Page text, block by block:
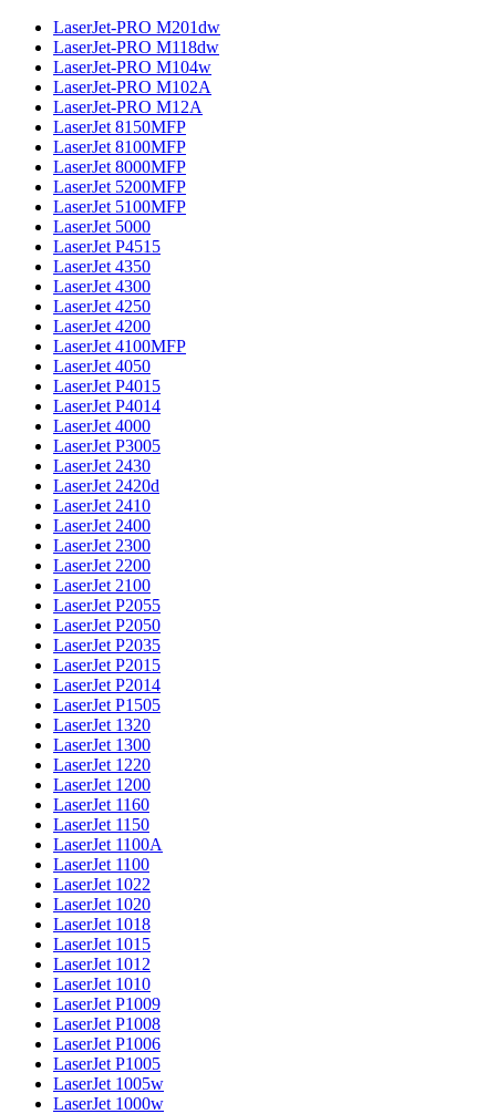
LaserJet-PRO M201dw
LaserJet-PRO M118dw
LaserJet-PRO M104w
LaserJet-PRO M102A
LaserJet-PRO M12A
LaserJet 8150MFP
LaserJet 8100MFP
LaserJet 8000MFP
LaserJet 5200MFP
LaserJet 5100MFP
LaserJet 5000
LaserJet P4515
LaserJet 4350
LaserJet 4300
LaserJet 4250
LaserJet 4200
LaserJet 4100MFP
LaserJet 4050
LaserJet P4015
LaserJet P4014
LaserJet 4000
LaserJet P3005
LaserJet 2430
LaserJet 2420d
LaserJet 2410
LaserJet 2400
LaserJet 2300
LaserJet 2200
LaserJet 2100
LaserJet P2055
LaserJet P2050
LaserJet P2035
LaserJet P2015
LaserJet P2014
LaserJet P1505
LaserJet 1320
LaserJet 1300
LaserJet 1220
LaserJet 1200
LaserJet 1160
LaserJet 1150
LaserJet 1100A
LaserJet 1100
LaserJet 1022
LaserJet 1020
LaserJet 1018
LaserJet 1015
LaserJet 1012
LaserJet 1010
LaserJet P1009
LaserJet P1008
LaserJet P1006
LaserJet P1005
LaserJet 1005w
LaserJet 1000w